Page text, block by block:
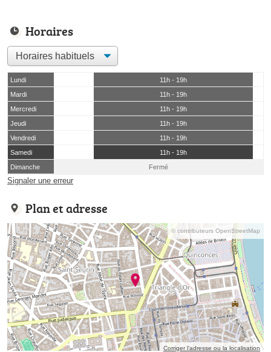
Horaires
Lundi
11h - 19h
Mardi
11h - 19h
Mercredi
11h - 19h
Jeudi
11h - 19h
Vendredi
11h - 19h
Samedi
11h - 19h
Dimanche
Fermé
Signaler une erreur
Plan et adresse
© contributeurs OpenStreetMap
Corriger l’adresse ou la localisation